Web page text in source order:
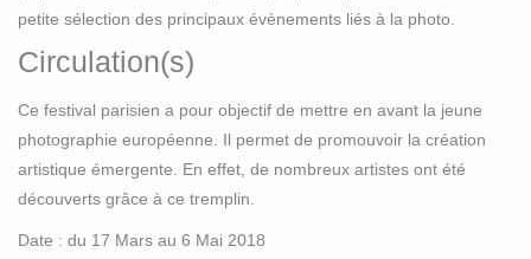
petite sélection des principaux évènements liés à la photo.
Circulation(s)
Ce festival parisien a pour objectif de mettre en avant la jeune
photographie européenne. Il permet de promouvoir la création
artistique émergente. En effet, de nombreux artistes ont été
découverts grâce à ce tremplin.
Date : du 17 Mars au 6 Mai 2018